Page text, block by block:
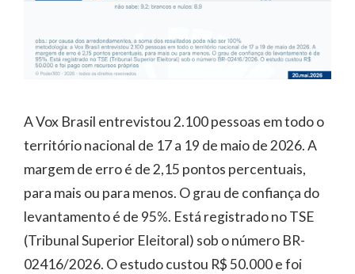
A Vox Brasil entrevistou 2.100 pessoas em todo o
território nacional de 17 a 19 de maio de 2026. A
margem de erro é de 2,15 pontos percentuais,
para mais ou para menos. O grau de confiança do
levantamento é de 95%. Está registrado no TSE
(Tribunal Superior Eleitoral) sob o número BR-
02416/2026. O estudo custou R$ 50.000 e foi